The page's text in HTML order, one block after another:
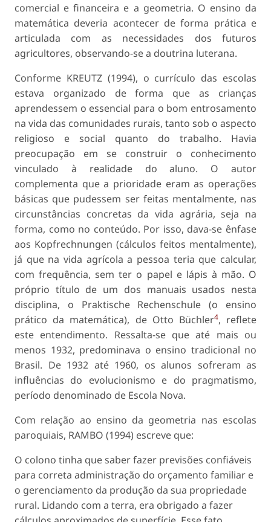
comercial e financeira e a geometria. O ensino da
matemática deveria acontecer de forma prática e
articulada com as necessidades dos futuros
agricultores, observando-se a doutrina luterana.
Conforme KREUTZ (1994), o currículo das escolas
estava organizado de forma que as crianças
aprendessem o essencial para o bom entrosamento
na vida das comunidades rurais, tanto sob o aspecto
religioso e social quanto do trabalho. Havia
preocupação em se construir o conhecimento
vinculado à realidade do aluno. O autor
complementa que a prioridade eram as operações
básicas que pudessem ser feitas mentalmente, nas
circunstâncias concretas da vida agrária, seja na
forma, como no conteúdo. Por isso, dava-se ênfase
aos Kopfrechnungen (cálculos feitos mentalmente),
já que na vida agrícola a pessoa teria que calcular,
com frequência, sem ter o papel e lápis à mão. O
próprio título de um dos manuais usados nesta
disciplina, o Praktische Rechenschule (o ensino
prático da matemática), de Otto Büchler4, reflete
este entendimento. Ressalta-se que até mais ou
menos 1932, predominava o ensino tradicional no
Brasil. De 1932 até 1960, os alunos sofreram as
influências do evolucionismo e do pragmatismo,
período denominado de Escola Nova.
Com relação ao ensino da geometria nas escolas
paroquiais, RAMBO (1994) escreve que:
O colono tinha que saber fazer previsões confiáveis
para correta administração do orçamento familiar e
o gerenciamento da produção da sua propriedade
rural. Lidando com a terra, era obrigado a fazer